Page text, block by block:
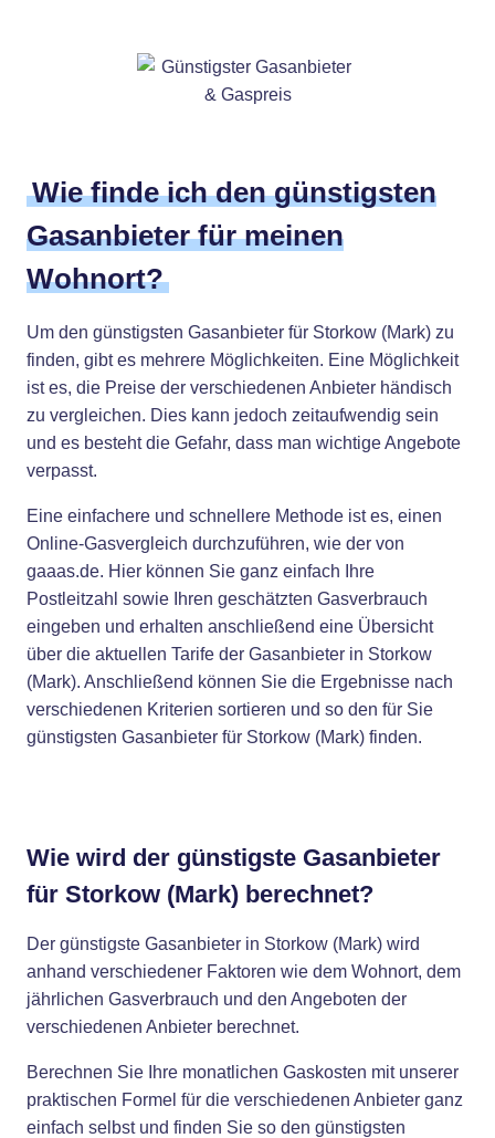
Wie finde ich den günstigsten
Gasanbieter für meinen
Wohnort?
Um den günstigsten Gasanbieter für Storkow (Mark) zu
finden, gibt es mehrere Möglichkeiten. Eine Möglichkeit
ist es, die Preise der verschiedenen Anbieter händisch
zu vergleichen. Dies kann jedoch zeitaufwendig sein
und es besteht die Gefahr, dass man wichtige Angebote
verpasst.
Eine einfachere und schnellere Methode ist es, einen
Online-Gasvergleich durchzuführen, wie der von
gaaas.de. Hier können Sie ganz einfach Ihre
Postleitzahl sowie Ihren geschätzten Gasverbrauch
eingeben und erhalten anschließend eine Übersicht
über die aktuellen Tarife der Gasanbieter in Storkow
(Mark). Anschließend können Sie die Ergebnisse nach
verschiedenen Kriterien sortieren und so den für Sie
günstigsten Gasanbieter für Storkow (Mark) finden.
Wie wird der günstigste Gasanbieter
für Storkow (Mark) berechnet?
Der günstigste Gasanbieter in Storkow (Mark) wird
anhand verschiedener Faktoren wie dem Wohnort, dem
jährlichen Gasverbrauch und den Angeboten der
verschiedenen Anbieter berechnet.
Berechnen Sie Ihre monatlichen Gaskosten mit unserer
praktischen Formel für die verschiedenen Anbieter ganz
einfach selbst und finden Sie so den günstigsten